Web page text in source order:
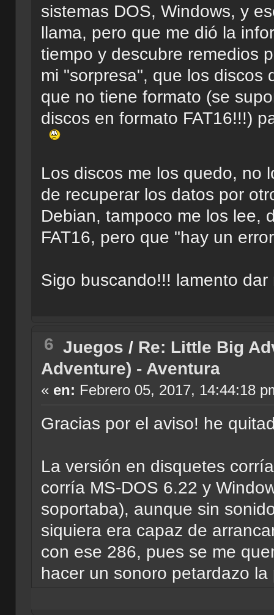
sistemas DOS, Windows, y
llama, pero que me dió la
tiempo y descubre remedios
mi "sorpresa", que los discos
que no tiene formato (se
discos en formato FAT16!!!)
Los discos me los quedo, no
de recuperar los datos por
Debian, tampoco me los lee,
FAT16, pero que "hay un
Sigo buscando!!! lamento
6 Juegos / Re: Little Big
Adventure) - Aventura
« en: Febrero 05, 2017, 14:44:18
Gracias por el aviso! he
La versión en disquetes
corría MS-DOS 6.22 y
soportaba), aunque sin
siquiera era capaz de
con ese 286, pues se me
hacer un sonoro petardazo